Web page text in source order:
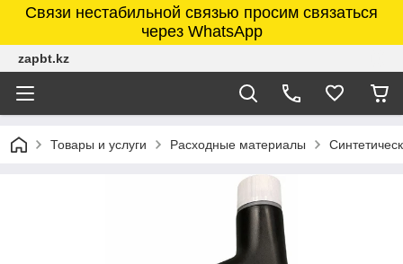
Связи нестабильной связью просим связаться
через WhatsApp
zapbt.kz
Товары и услуги Расходные материалы